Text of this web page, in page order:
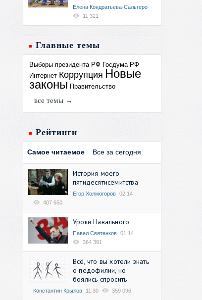
Елена Кондратьева-Сальгеро
11 321
Главные темы
Выборы президента РФ Госдума РФ
Интернет Коррупция Новые
законы Правительство
все темы →
Рейтинги
Самое читаемое Все за сегодня
История моего
пятидесятисемитства
Егор Холмогоров 02:14
407 650
Уроки Навального
Павел Святенков 01:14
364 391
Всё, что вы хотели знать
о педофилии, но
боялись спросить
Константин Крылов 11:30 359 096